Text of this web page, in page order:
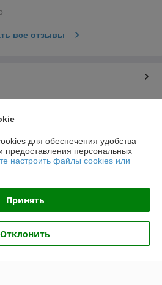
все отзывы
для обеспечения удобства
предоставления персональных
настроить файлы cookies или
Принять
Отклонить